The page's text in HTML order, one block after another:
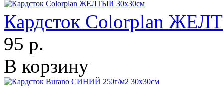
Кардсток Colorplan
95 р.
В корзину